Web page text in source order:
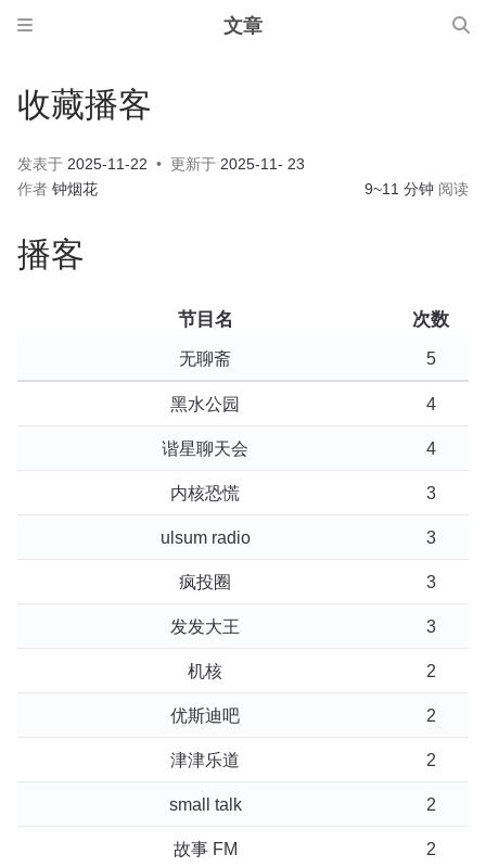
文章
收藏播客
发表于 2025-11-22 更新于 2025-11- 23
作者 钟烟花 9~11 分钟 阅读
播客
节目名 次数
无聊斋 5
黑水公园 4
谐星聊天会 4
内核恐慌 3
ulsum radio 3
疯投圈 3
发发大王 3
机核 2
优斯迪吧 2
津津乐道 2
small talk 2
故事 FM 2